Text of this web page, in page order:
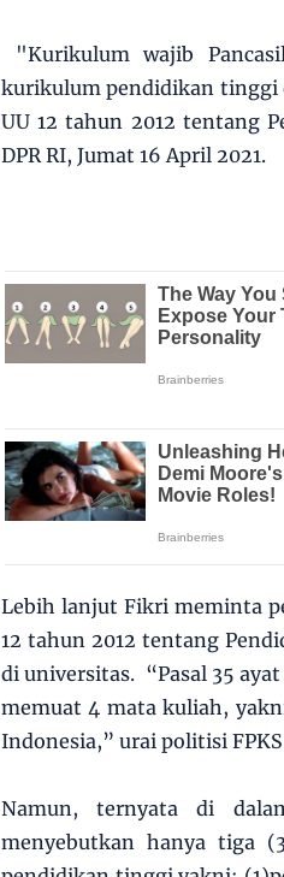
"Kurikulum wajib
kurikulum pendidikan tinggi
UU 12 tahun 2012 tentang
DPR RI, Jumat 16 April 2021.
Lebih lanjut Fikri meminta
12 tahun 2012 tentang
di universitas. “Pasal 35
memuat 4 mata kuliah,
Indonesia,” urai politisi
Namun, ternyata di
menyebutkan hanya tiga